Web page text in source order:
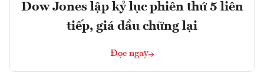
Dow Jones lập kỷ lục phiên thứ 5 liên
tiếp, giá dầu chững lại
Đọc ngay